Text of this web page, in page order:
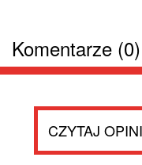
Komentarze (0)
CZYTAJ